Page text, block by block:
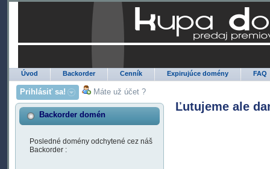
Úvod Backorder Cenník Expirujúce domény FAQ
Prihlásiť sa! Máte už účet ?
Backorder domén
Posledné domény odchytené cez náš
Backorder :
Ľutujeme ale